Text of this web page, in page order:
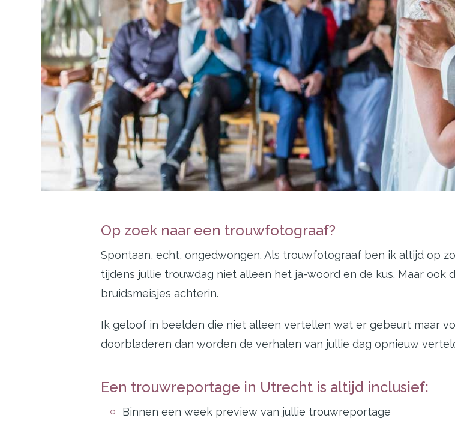
Op zoek naar een trouwfotograaf?
Spontaan, echt, ongedwongen. Als trouwfotograaf ben ik altijd op
tijdens jullie trouwdag niet alleen het ja-woord en de kus. Maar
bruidsmeisjes achterin.
Ik geloof in beelden die niet alleen vertellen wat er gebeurt maar
doorbladeren dan worden de verhalen van jullie dag opnieuw
Een trouwreportage in Utrecht is altijd inclusief:
Binnen een week preview van jullie trouwreportage